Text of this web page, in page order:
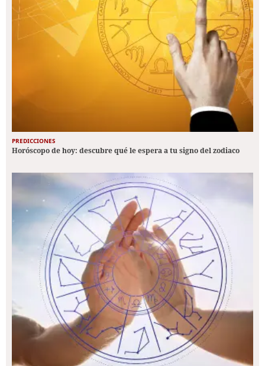
PREDICCIONES
Horóscopo de hoy: descubre qué le espera a tu signo del zodiaco